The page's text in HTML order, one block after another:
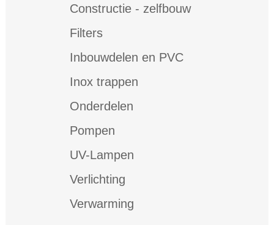
Constructie - zelfbouw
Filters
Inbouwdelen en PVC
Inox trappen
Onderdelen
Pompen
UV-Lampen
Verlichting
Verwarming